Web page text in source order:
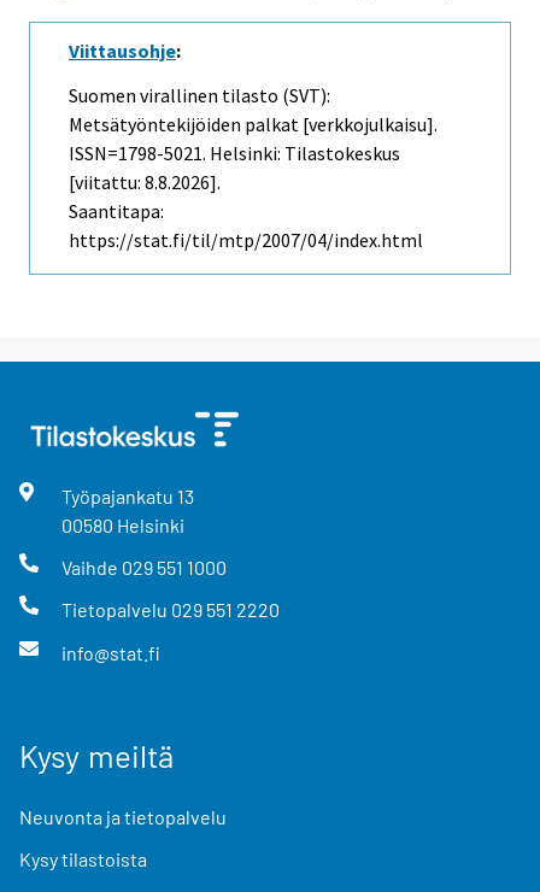
Viittausohje:
Suomen virallinen tilasto (SVT):
Metsätyöntekijöiden palkat [verkkojulkaisu].
ISSN=1798-5021. Helsinki: Tilastokeskus
[viitattu: 8.8.2026].
Saantitapa:
https://stat.fi/til/mtp/2007/04/index.html
Työpajankatu 13
00580 Helsinki
Vaihde 029 551 1000
Tietopalvelu 029 551 2220
info@stat.fi
Kysy meiltä
Neuvonta ja tietopalvelu
Kysy tilastoista